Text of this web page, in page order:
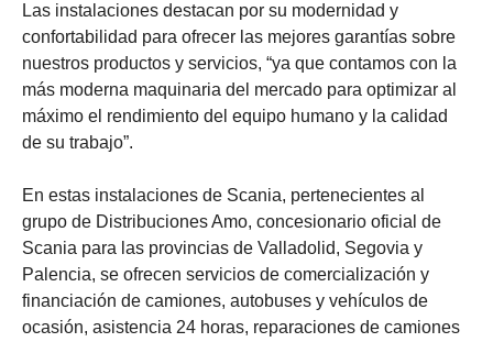
Las instalaciones destacan por su modernidad y
confortabilidad para ofrecer las mejores garantías sobre
nuestros productos y servicios, “ya que contamos con la
más moderna maquinaria del mercado para optimizar al
máximo el rendimiento del equipo humano y la calidad
de su trabajo”.
En estas instalaciones de Scania, pertenecientes al
grupo de Distribuciones Amo, concesionario oficial de
Scania para las provincias de Valladolid, Segovia y
Palencia, se ofrecen servicios de comercialización y
financiación de camiones, autobuses y vehículos de
ocasión, asistencia 24 horas, reparaciones de camiones